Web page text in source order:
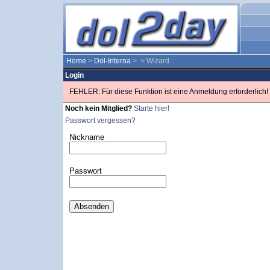
Home > Dol-Interna > > Wizard
Login
FEHLER: Für diese Funktion ist eine Anmeldung erforderlich!
Noch kein Mitglied? Starte hier!
Passwort vergessen?
Nickname
Passwort